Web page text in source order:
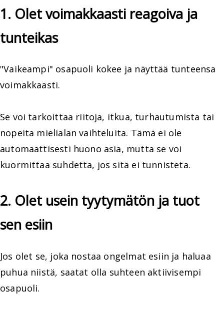
1. Olet voimakkaasti reagoiva ja
tunteikas
"Vaikeampi" osapuoli kokee ja näyttää tunteensa
voimakkaasti.
Se voi tarkoittaa riitoja, itkua, turhautumista tai
nopeita mielialan vaihteluita. Tämä ei ole
automaattisesti huono asia, mutta se voi
kuormittaa suhdetta, jos sitä ei tunnisteta.
2. Olet usein tyytymätön ja tuot
sen esiin
Jos olet se, joka nostaa ongelmat esiin ja haluaa
puhua niistä, saatat olla suhteen aktiivisempi
osapuoli.